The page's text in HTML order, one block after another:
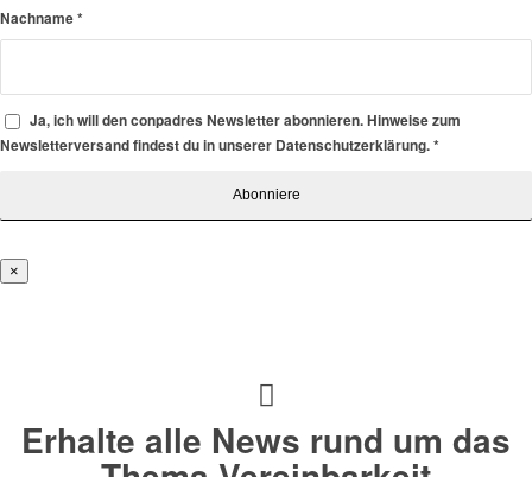
Nachname*
Ja, ich will den conpadres Newsletter abonnieren. Hinweise zum
Newsletterversand findest du in unserer Datenschutzerklärung.*
×
Erhalte alle News rund um das